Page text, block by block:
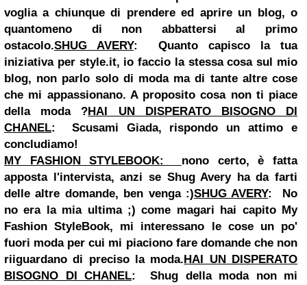
voglia a chiunque di prendere ed aprire un blog, o
quantomeno di non abbattersi al primo
ostacolo.SHUG AVERY: Quanto capisco la tua
iniziativa per style.it, io faccio la stessa cosa sul mio
blog, non parlo solo di moda ma di tante altre cose
che mi appassionano. A proposito cosa non ti piace
della moda ?HAI UN DISPERATO BISOGNO DI
CHANEL: Scusami Giada, rispondo un attimo e
concludiamo!
MY FASHION STYLEBOOK: nono certo, è fatta
apposta l'intervista, anzi se Shug Avery ha da farti
delle altre domande, ben venga :)SHUG AVERY: No
no era la mia ultima ;) come magari hai capito My
Fashion StyleBook, mi interessano le cose un po'
fuori moda per cui mi piaciono fare domande che non
riiguardano di preciso la moda.HAI UN DISPERATO
BISOGNO DI CHANEL: Shug della moda non mi